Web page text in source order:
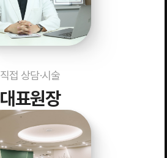
직접 상담·시술
대표원장